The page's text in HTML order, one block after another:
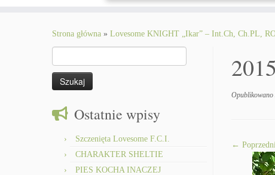
Strona główna » Lovesome KNIGHT „Ikar” – Int.Ch, Ch.PL,
Ostatnie wpisy
Szczenięta Lovesome F.C.I.
CHARAKTER SHELTIE
PIES KOCHA INACZEJ
Opublikowano
←